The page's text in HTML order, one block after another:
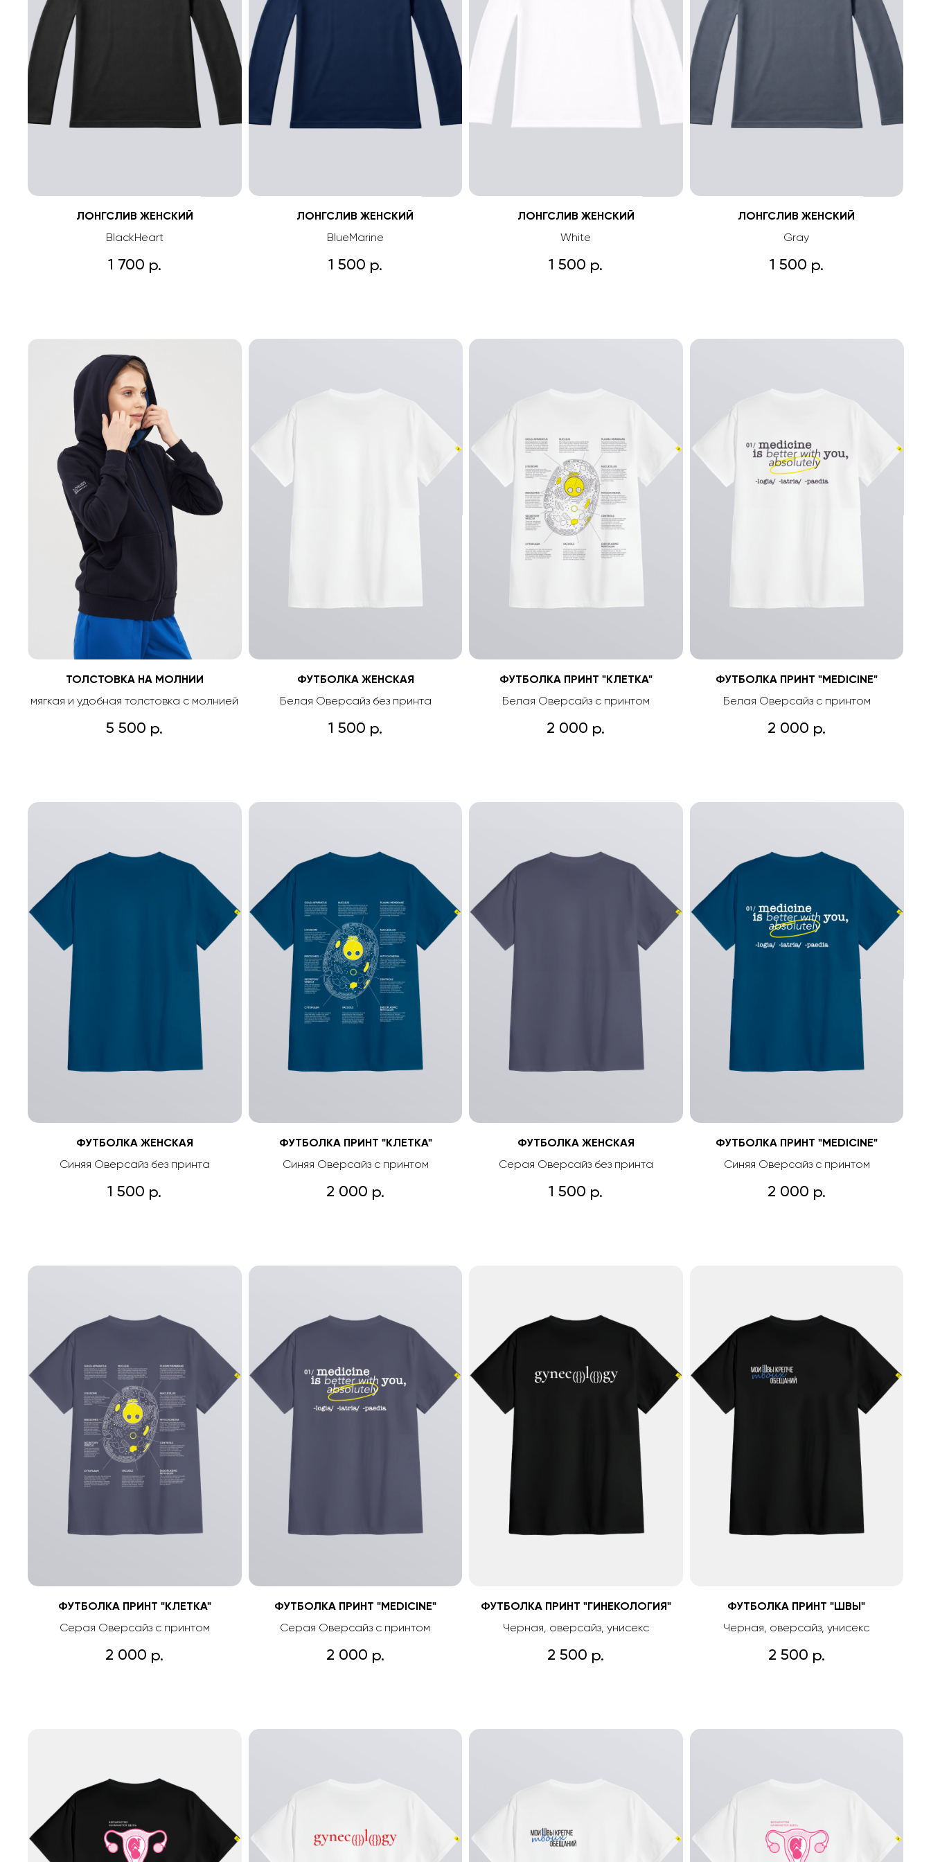
ЛОНГСЛИВ ЖЕНСКИЙ
BlackHeart
1 700 р.
ЛОНГСЛИВ ЖЕНСКИЙ
BlueMarine
1 500 р.
ЛОНГСЛИВ ЖЕНСКИЙ
White
1 500 р.
ЛОНГСЛИВ ЖЕНСКИЙ
Gray
1 500 р.
ТОЛСТОВКА НА МОЛНИИ
мягкая и удобная толстовка с молнией
5 500 р.
ФУТБОЛКА ЖЕНСКАЯ
Белая Оверсайз без принта
1 500 р.
ФУТБОЛКА ПРИНТ "КЛЕТКА"
Белая Оверсайз с принтом
2 000 р.
ФУТБОЛКА ПРИНТ "MEDICINE"
Белая Оверсайз с принтом
2 000 р.
ФУТБОЛКА ЖЕНСКАЯ
Синяя Оверсайз без принта
1 500 р.
ФУТБОЛКА ПРИНТ "КЛЕТКА"
Синяя Оверсайз с принтом
2 000 р.
ФУТБОЛКА ЖЕНСКАЯ
Серая Оверсайз без принта
1 500 р.
ФУТБОЛКА ПРИНТ "MEDICINE"
Синяя Оверсайз с принтом
2 000 р.
ФУТБОЛКА ПРИНТ "КЛЕТКА"
Серая Оверсайз с принтом
2 000 р.
ФУТБОЛКА ПРИНТ "MEDICINE"
Серая Оверсайз с принтом
2 000 р.
ФУТБОЛКА ПРИНТ "ГИНЕКОЛОГИЯ"
Черная, оверсайз, унисекс
2 500 р.
ФУТБОЛКА ПРИНТ "ШВЫ"
Черная, оверсайз, унисекс
2 500 р.